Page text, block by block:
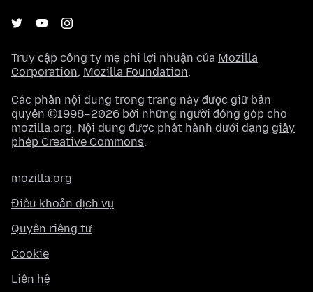
Truy cập công ty mẹ phi lợi nhuận của Mozilla
Corporation, Mozilla Foundation.
Các phần nội dung trong trang này được giữ bản
quyền ©1998–2026 bởi những người đóng góp cho
mozilla.org. Nội dung được phát hành dưới dạng giấy
phép Creative Commons.
mozilla.org
Điều khoản dịch vụ
Quyền riêng tư
Cookie
Liên hệ